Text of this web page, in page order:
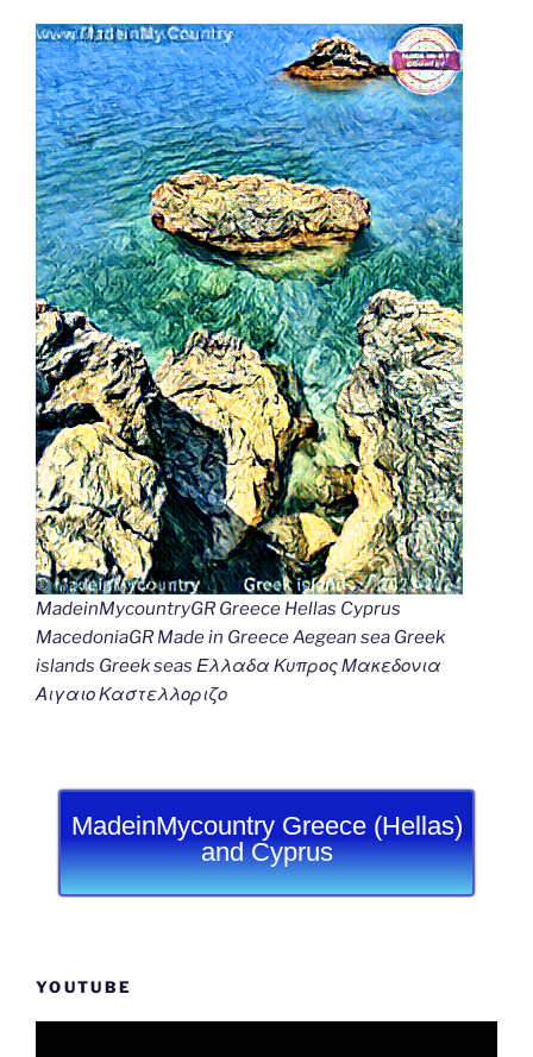
MadeinMycountryGR Greece Hellas Cyprus
MacedoniaGR Made in Greece Aegean sea Greek
islands Greek seas Ελλαδα Κυπρος Μακεδονια
Αιγαιο Καστελλοριζο
MadeinMycountry Greece (Hellas)
and Cyprus
YOUTUBE